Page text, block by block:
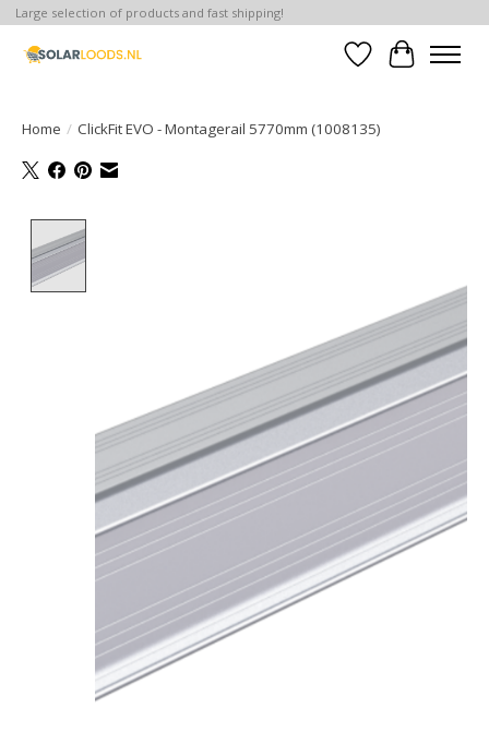
Large selection of products and fast shipping!
Verlanglijst
Home / ClickFit EVO - Montagerail 5770mm (1008135)